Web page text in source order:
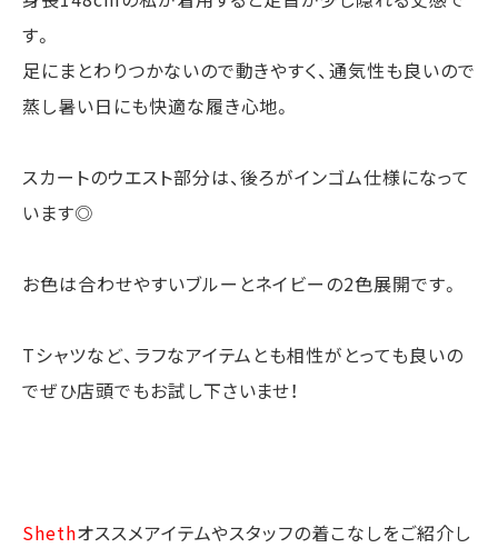
す。
足にまとわりつかないので動きやすく、通気性も良いので
蒸し暑い日にも快適な履き心地。
スカートのウエスト部分は、後ろがインゴム仕様になって
います◎
お色は合わせやすいブルーとネイビーの2色展開です。
Tシャツなど、ラフなアイテムとも相性がとっても良いの
でぜひ店頭でもお試し下さいませ！
Shethオススメアイテムやスタッフの着こなしをご紹介し